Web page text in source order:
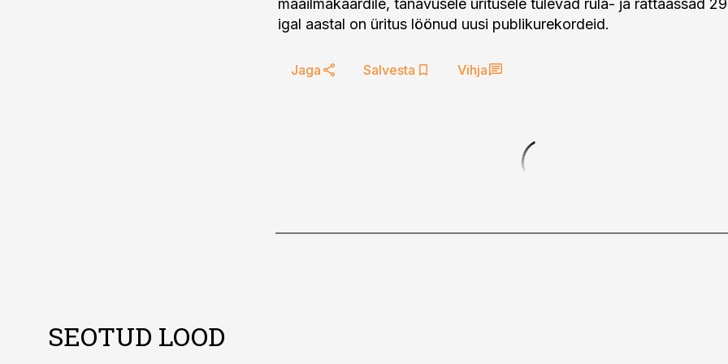
maailmakaardile, tänavusele üritusele tulevad rula- ja rattaässad
igal aastal on üritus löönud uusi publikurekordeid.
Jaga Salvesta Vihja
SEOTUD LOOD